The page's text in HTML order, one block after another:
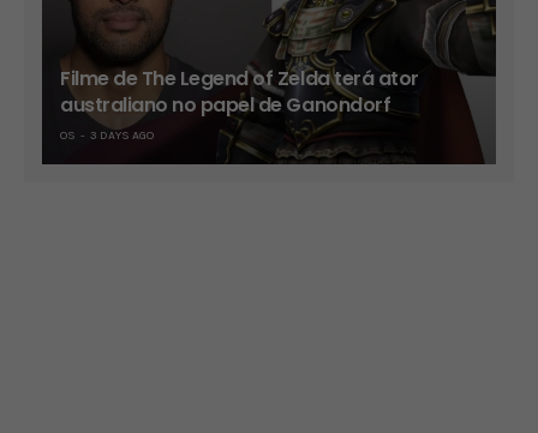
Filme de The Legend of Zelda terá ator
australiano no papel de Ganondorf
OS 3 DAYS AGO